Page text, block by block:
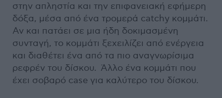
στην απληστία και την επιφανειακή εφήμερη
δόξα, μέσα από ένα τρομερά catchy κομμάτι.
Αν και πατάει σε μια ήδη δοκιμασμένη
συνταγή, το κομμάτι ξεχειλίζει από ενέργεια
και διαθέτει ένα από τα πιο αναγνωρίσιμα
ρεφρέν του δίσκου. Άλλο ένα κομμάτι που
έχει σοβαρό case για καλύτερο του δίσκου.